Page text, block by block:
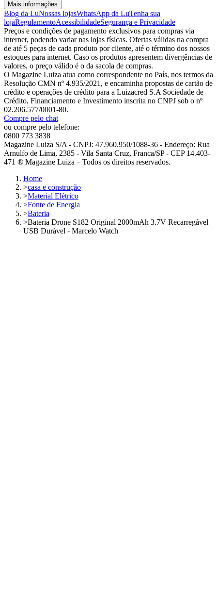
Mais informações
Blog da LuNossas lojasWhatsApp da LuTenha sua
lojaRegulamentoAcessibilidadeSegurança e Privacidade
Preços e condições de pagamento exclusivos para compras via
internet, podendo variar nas lojas físicas. Ofertas válidas na compra
de até 5 peças de cada produto por cliente, até o término dos nossos
estoques para internet. Caso os produtos apresentem divergências de
valores, o preço válido é o da sacola de compras.
O Magazine Luiza atua como correspondente no País, nos termos da
Resolução CMN nº 4.935/2021, e encaminha propostas de cartão de
crédito e operações de crédito para a Luizacred S.A Sociedade de
Crédito, Financiamento e Investimento inscrita no CNPJ sob o nº
02.206.577/0001-80.
Compre pelo chat
ou compre pelo telefone:
0800 773 3838
Magazine Luiza S/A - CNPJ: 47.960.950/1088-36 - Endereço: Rua
Arnulfo de Lima, 2385 - Vila Santa Cruz, Franca/SP - CEP 14.403-
471 ® Magazine Luiza – Todos os direitos reservados.
Home
>casa e construção
>Material Elétrico
>Fonte de Energia
>Bateria
>Bateria Drone S182 Original 2000mAh 3.7V Recarregável
USB Durável - Marcelo Watch